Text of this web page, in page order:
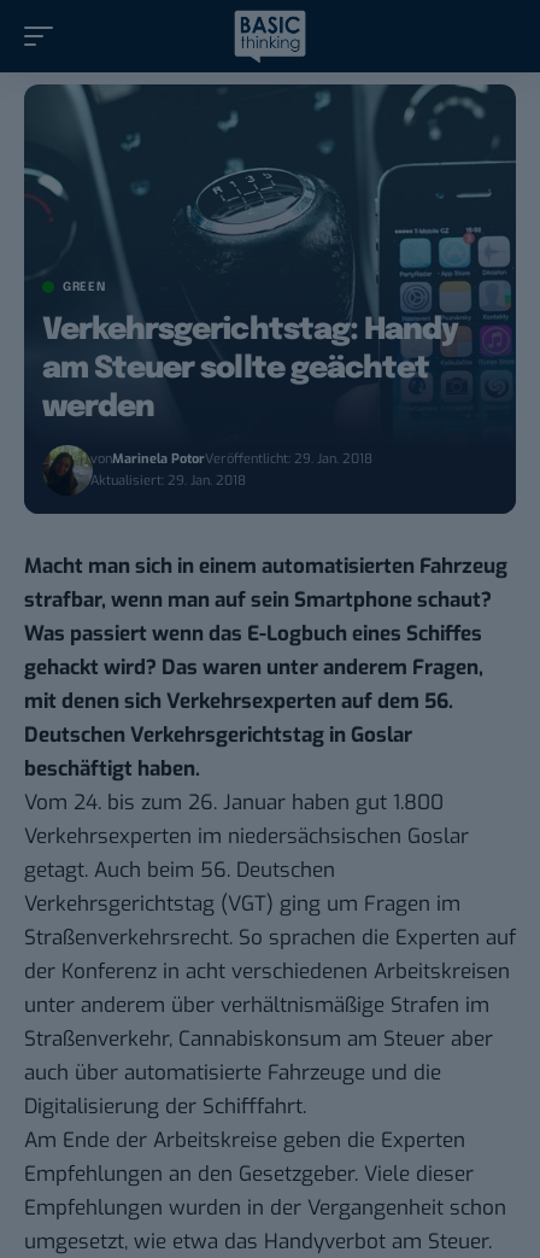
GREEN
Verkehrsgerichtstag: Handy
am Steuer sollte geächtet
werden
vonMarinela PotorVeröffentlicht: 29. Jan. 2018
Aktualisiert: 29. Jan. 2018
Macht man sich in einem automatisierten Fahrzeug
strafbar, wenn man auf sein Smartphone schaut?
Was passiert wenn das E-Logbuch eines Schiffes
gehackt wird? Das waren unter anderem Fragen,
mit denen sich Verkehrsexperten auf dem 56.
Deutschen Verkehrsgerichtstag in Goslar
beschäftigt haben.
Vom 24. bis zum 26. Januar haben gut 1.800
Verkehrsexperten im niedersächsischen Goslar
getagt. Auch beim 56. Deutschen
Verkehrsgerichtstag (VGT) ging um Fragen im
Straßenverkehrsrecht. So sprachen die Experten auf
der Konferenz in acht verschiedenen Arbeitskreisen
unter anderem über verhältnismäßige Strafen im
Straßenverkehr, Cannabiskonsum am Steuer aber
auch über automatisierte Fahrzeuge und die
Digitalisierung der Schifffahrt.
Am Ende der Arbeitskreise geben die Experten
Empfehlungen an den Gesetzgeber. Viele dieser
Empfehlungen wurden in der Vergangenheit schon
umgesetzt, wie etwa das Handyverbot am Steuer.